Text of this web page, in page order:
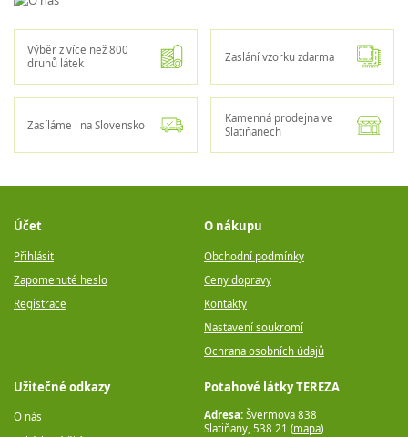
Výběr z více než 800
druhů látek
Zaslání vzorku zdarma
Zasíláme i na Slovensko
Kamenná prodejna ve
Slatiňanech
Potahové látky TEREZA
Adresa: Švermova 838
Slatiňany, 538 21 (mapa)
Účet
Přihlásit
Zapomenuté heslo
Registrace
O nákupu
Obchodní podmínky
Ceny dopravy
Kontakty
Nastavení soukromí
Ochrana osobních údajů
Užitečné odkazy
O nás